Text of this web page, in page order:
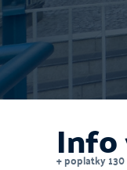
Info
+ poplatky